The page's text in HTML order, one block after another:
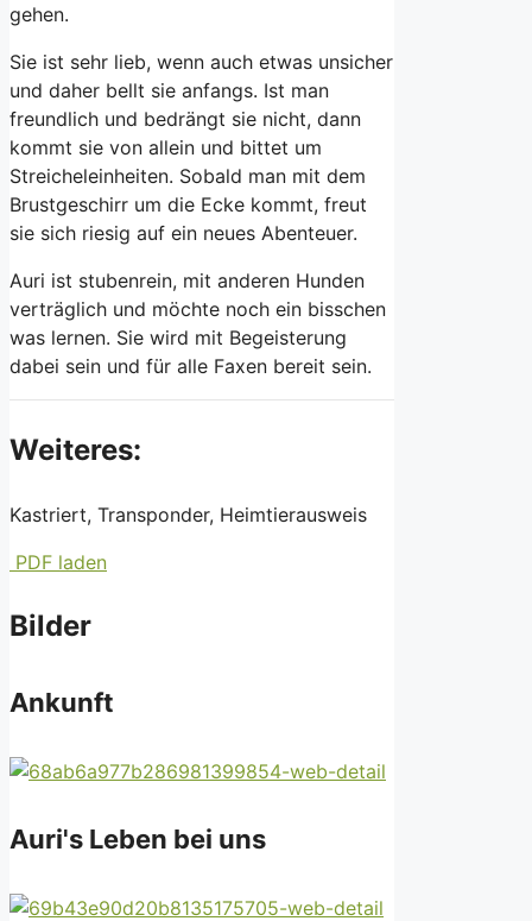
gehen.
Sie ist sehr lieb, wenn auch etwas unsicher
und daher bellt sie anfangs. Ist man
freundlich und bedrängt sie nicht, dann
kommt sie von allein und bittet um
Streicheleinheiten. Sobald man mit dem
Brustgeschirr um die Ecke kommt, freut
sie sich riesig auf ein neues Abenteuer.
Auri ist stubenrein, mit anderen Hunden
verträglich und möchte noch ein bisschen
was lernen. Sie wird mit Begeisterung
dabei sein und für alle Faxen bereit sein.
Weiteres:
Kastriert, Transponder, Heimtierausweis
PDF laden
Bilder
Ankunft
Auri's Leben bei uns